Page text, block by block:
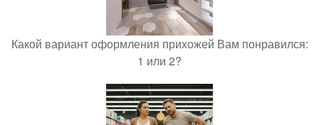
Какой вариант оформления прихожей Вам понравился:
1 или 2?